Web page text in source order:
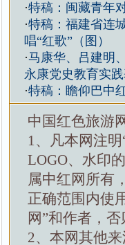
·特稿：闽藏青年
·特稿：福建省连
唱“红歌”（图）
·马康华、吕建明
永康党史教育实
·特稿：瞻仰巴中
中国红色旅游
1、凡本网注
LOGO、水印
属中红网所有
正确范围内使
网”和作者，
2、本网其他